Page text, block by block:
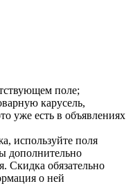
поле;
карусель,
уже есть в объявлениях
используйте поля
дополнительно
Скидка обязательно
о ней